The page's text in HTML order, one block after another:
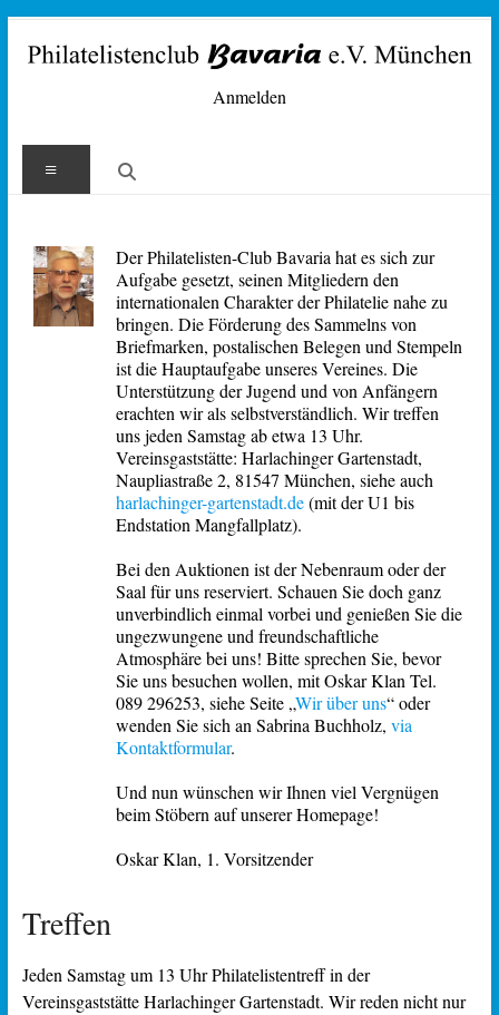
Inhalt
springen
Philatelisten-
Club
Bavaria
e.V.
München
Anmelden
Menü
Der Philatelisten-Club Bavaria hat es sich zur
Aufgabe gesetzt, seinen Mitgliedern den
internationalen Charakter der Philatelie nahe zu
bringen. Die Förderung des Sammelns von
Briefmarken, postalischen Belegen und Stempeln
ist die Hauptaufgabe unseres Vereines. Die
Unterstützung der Jugend und von Anfängern
erachten wir als selbstverständlich. Wir treffen
uns jeden Samstag ab etwa 13 Uhr.
Vereinsgaststätte: Harlachinger Gartenstadt,
Naupliastraße 2, 81547 München, siehe auch
harlachinger-gartenstadt.de(mit der U1 bis
Endstation Mangfallplatz).
Bei den Auktionen ist der Nebenraum oder der
Saal für uns reserviert. Schauen Sie doch ganz
unverbindlich einmal vorbei und genießen Sie die
ungezwungene und freundschaftliche
Atmosphäre bei uns! Bitte sprechen Sie, bevor
Sie uns besuchen wollen, mit Oskar Klan Tel.
089 296253, siehe Seite „Wir über uns“ oder
wenden Sie sich an Sabrina Buchholz, via
Kontaktformular.
Und nun wünschen wir Ihnen viel Vergnügen
beim Stöbern auf unserer Homepage!
Oskar Klan, 1. Vorsitzender
Treffen
Jeden Samstag um 13 Uhr Philatelistentreff in der
Vereinsgaststätte Harlachinger Gartenstadt. Wir reden nicht nur